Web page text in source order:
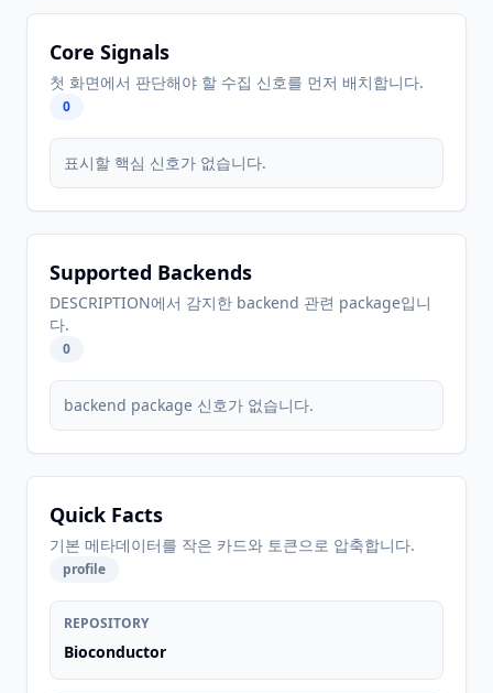
Core Signals
첫 화면에서 판단해야 할 수집 신호를 먼저 배치합니다.
0
표시할 핵심 신호가 없습니다.
Supported Backends
DESCRIPTION에서 감지한 backend 관련 package입니
다.
0
backend package 신호가 없습니다.
Quick Facts
기본 메타데이터를 작은 카드와 토큰으로 압축합니다.
profile
REPOSITORY
Bioconductor